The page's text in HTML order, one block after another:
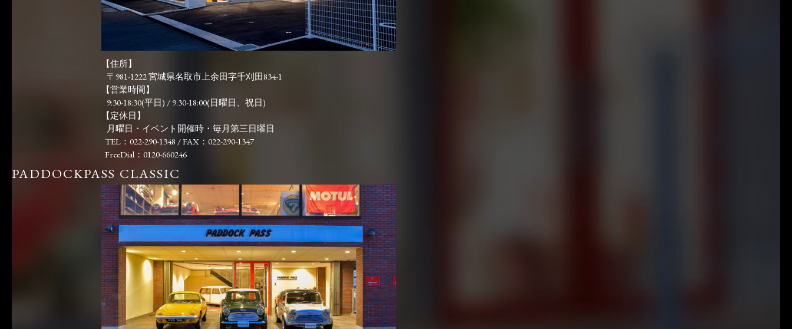
【住所】
〒981-1222 宮城県名取市上余田字千刈田834-1
【営業時間】
9:30-18:30(平日) / 9:30-18:00(日曜日、祝日)
【定休日】
月曜日・イベント開催時・毎月第三日曜日
TEL：022-290-1348 / FAX：022-290-1347
FreeDial：0120-660246
PADDOCKPASS CLASSIC